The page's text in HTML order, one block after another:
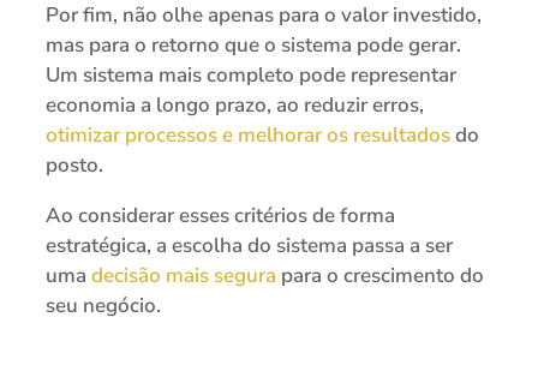
Por fim, não olhe apenas para o valor investido,
mas para o retorno que o sistema pode gerar.
Um sistema mais completo pode representar
economia a longo prazo, ao reduzir erros,
otimizar processos e melhorar os resultadosdo
posto.
Ao considerar esses critérios de forma
estratégica, a escolha do sistema passa a ser
uma decisão mais segura para o crescimento do
seu negócio.